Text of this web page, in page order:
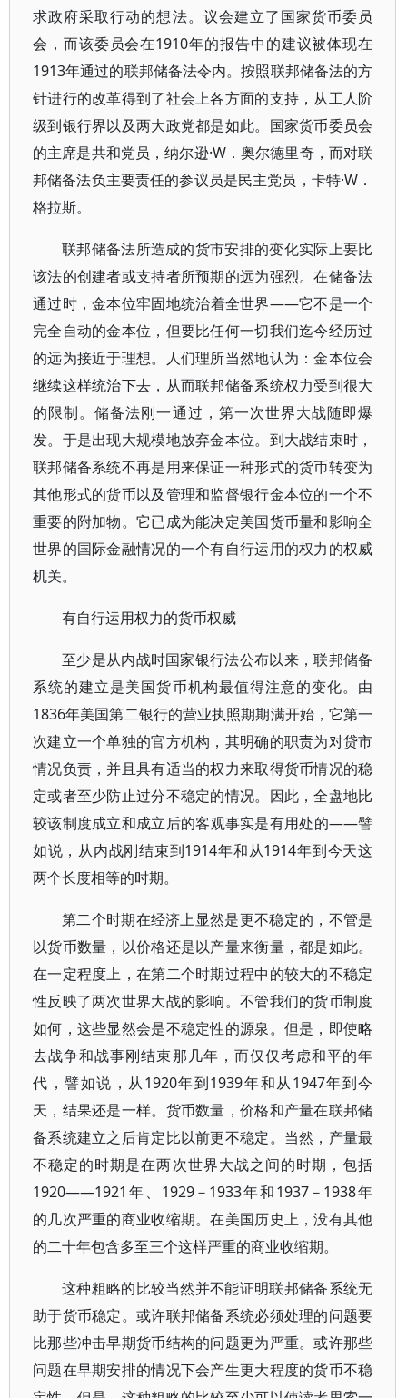
求政府采取行动的想法。议会建立了国家货币委员
会，而该委员会在1910年的报告中的建议被体现在
1913年通过的联邦储备法令内。按照联邦储备法的方
针进行的改革得到了社会上各方面的支持，从工人阶
级到银行界以及两大政党都是如此。国家货币委员会
的主席是共和党员，纳尔逊·W．奥尔德里奇，而对联
邦储备法负主要责任的参议员是民主党员，卡特·W．
格拉斯。
联邦储备法所造成的货市安排的变化实际上要比
该法的创建者或支持者所预期的远为强烈。在储备法
通过时，金本位牢固地统治着全世界——它不是一个
完全自动的金本位，但要比任何一切我们迄今经历过
的远为接近于理想。人们理所当然地认为：金本位会
继续这样统治下去，从而联邦储备系统权力受到很大
的限制。储备法刚一通过，第一次世界大战随即爆
发。于是出现大规模地放弃金本位。到大战结束时，
联邦储备系统不再是用来保证一种形式的货币转变为
其他形式的货币以及管理和监督银行金本位的一个不
重要的附加物。它已成为能决定美国货币量和影响全
世界的国际金融情况的一个有自行运用的权力的权威
机关。
有自行运用权力的货币权威
至少是从内战时国家银行法公布以来，联邦储备
系统的建立是美国货币机构最值得注意的变化。由
1836年美国第二银行的营业执照期期满开始，它第一
次建立一个单独的官方机构，其明确的职责为对贷市
情况负责，并且具有适当的权力来取得货币情况的稳
定或者至少防止过分不稳定的情况。因此，全盘地比
较该制度成立和成立后的客观事实是有用处的——譬
如说，从内战刚结束到1914年和从1914年到今天这
两个长度相等的时期。
第二个时期在经济上显然是更不稳定的，不管是
以货币数量，以价格还是以产量来衡量，都是如此。
在一定程度上，在第二个时期过程中的较大的不稳定
性反映了两次世界大战的影响。不管我们的货币制度
如何，这些显然会是不稳定性的源泉。但是，即使略
去战争和战事刚结束那几年，而仅仅考虑和平的年
代，譬如说，从1920年到1939年和从1947年到今
天，结果还是一样。货币数量，价格和产量在联邦储
备系统建立之后肯定比以前更不稳定。当然，产量最
不稳定的时期是在两次世界大战之间的时期，包括
1920——1921年、1929－1933年和1937－1938年
的几次严重的商业收缩期。在美国历史上，没有其他
的二十年包含多至三个这样严重的商业收缩期。
这种粗略的比较当然并不能证明联邦储备系统无
助于货币稳定。或许联邦储备系统必须处理的问题要
比那些冲击早期货币结构的问题更为严重。或许那些
问题在早期安排的情况下会产生更大程度的货币不稳